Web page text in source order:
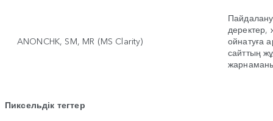
ANONCHK, SM, MR (MS Clarity)
деректер,
ойнатуға
сайттың
жарнаманы
Пиксельдік тегтер